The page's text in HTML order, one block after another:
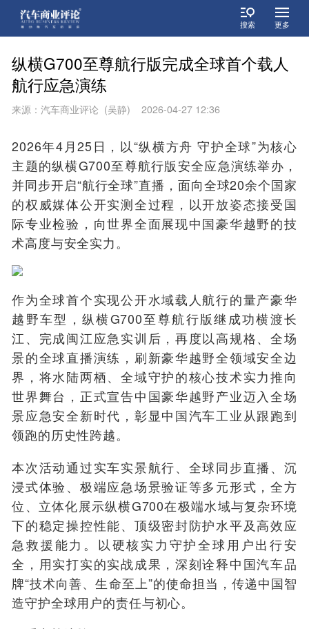
搜索 更多
纵横G700至尊航行版完成全球首个载人
航行应急演练
来源：汽车商业评论 (吴静) 2026-04-27 12:36
2026年4月25日，以“纵横方舟 守护全球”为核心
主题的纵横G700至尊航行版安全应急演练举办，
并同步开启“航行全球”直播，面向全球20余个国家
的权威媒体公开实测全过程，以开放姿态接受国
际专业检验，向世界全面展现中国豪华越野的技
术高度与安全实力。
作为全球首个实现公开水域载人航行的量产豪华
越野车型，纵横G700至尊航行版继成功横渡长
江、完成闽江应急实训后，再度以高规格、全场
景的全球直播演练，刷新豪华越野全领域安全边
界，将水陆两栖、全域守护的核心技术实力推向
世界舞台，正式宣告中国豪华越野产业迈入全场
景应急安全新时代，彰显中国汽车工业从跟跑到
领跑的历史性跨越。
本次活动通过实车实景航行、全球同步直播、沉
浸式体验、极端应急场景验证等多元形式，全方
位、立体化展示纵横G700在极端水域与复杂环境
下的稳定操控性能、顶级密封防护水平及高效应
急救援能力。以硬核实力守护全球用户出行安
全，用实打实的实战成果，深刻诠释中国汽车品
牌“技术向善、生命至上”的使命担当，传递中国智
造守护全球用户的责任与初心。